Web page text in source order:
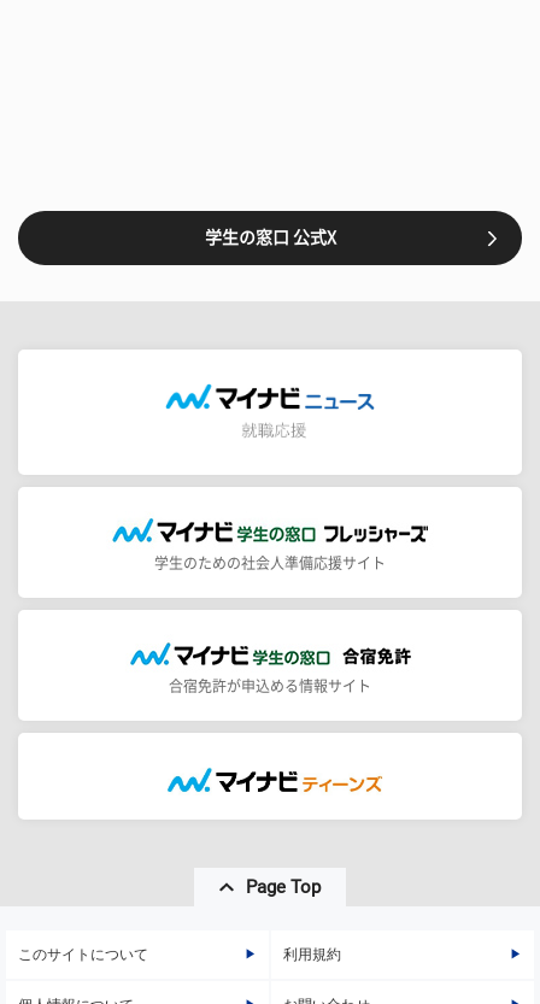
学生の窓口 公式X
学生のための社会人準備応援サイト
合宿免許が申込める情報サイト
Page Top
このサイトについて 利用規約